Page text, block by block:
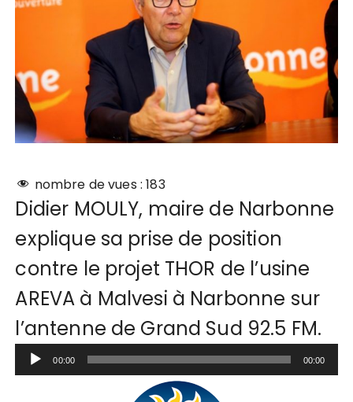
nombre de vues : 183
Didier MOULY, maire de Narbonne
explique sa prise de position
contre le projet THOR de l’usine
AREVA à Malvesi à Narbonne sur
l’antenne de Grand Sud 92.5 FM.
e
00:00 00:00